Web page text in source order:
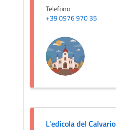
Telefono
+39 0976 970 35
L'edicola del Calvario